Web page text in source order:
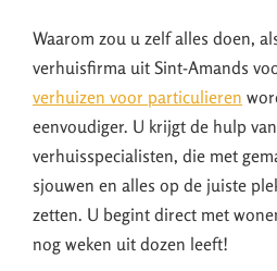
Waarom zou u zelf alles doen,
verhuisfirma uit Sint-Amands
verhuizen voor particulieren
eenvoudiger. U krijgt de hulp
verhuisspecialisten, die met
sjouwen en alles op de juiste
zetten. U begint direct met
nog weken uit dozen leeft!